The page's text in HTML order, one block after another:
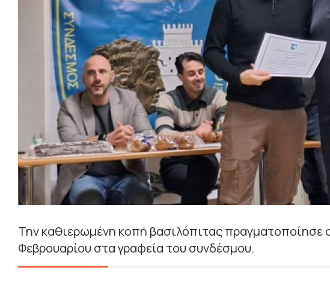
Την καθιερωμένη κοπή βασιλόπιτας πραγματοποίησε
Φεβρουαρίου στα γραφεία του συνδέσμου.